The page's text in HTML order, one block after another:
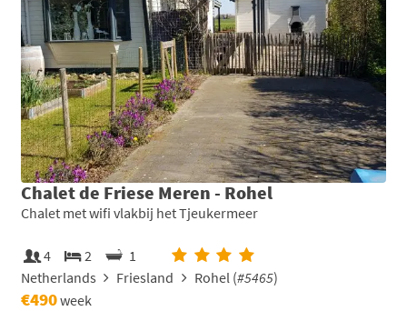
Chalet de Friese Meren - Rohel
Chalet met wifi vlakbij het Tjeukermeer
4 2
1
Netherlands
Friesland Rohel (#5465)
€490week